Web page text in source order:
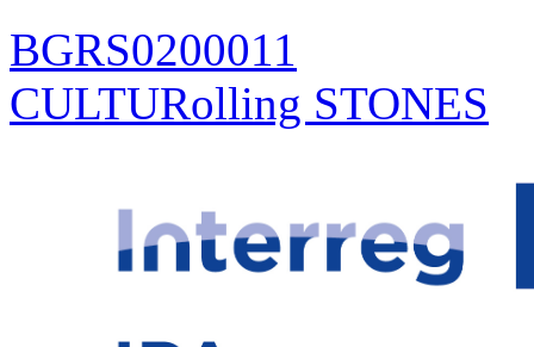
BGRS0200011
CULTURolling STONES